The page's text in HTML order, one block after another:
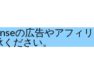
の広告やアフィ
ださい。